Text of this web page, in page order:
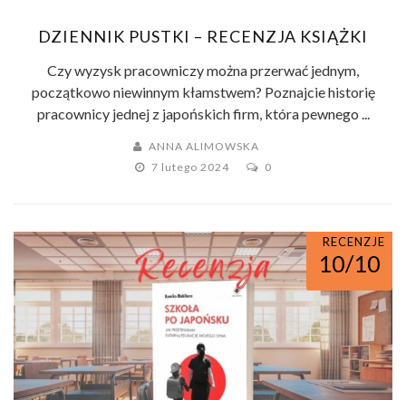
DZIENNIK PUSTKI – RECENZJA KSIĄŻKI
Czy wyzysk pracowniczy można przerwać jednym,
początkowo niewinnym kłamstwem? Poznajcie historię
pracownicy jednej z japońskich firm, która pewnego ...
ANNA ALIMOWSKA
7 lutego 2024
0
RECENZJE
10/10